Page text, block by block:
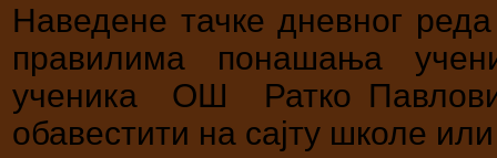
Наведене тачке дневног
правилима понашања
ученика ОШ Ратко
обавестити на сајту школе